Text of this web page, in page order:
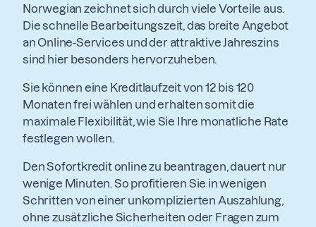
Norwegian zeichnet sich durch viele Vorteile aus.
Die schnelle Bearbeitungszeit, das breite Angebot
an Online-Services und der attraktive Jahreszins
sind hier besonders hervorzuheben.
Sie können eine Kreditlaufzeit von 12 bis 120
Monaten frei wählen und erhalten somit die
maximale Flexibilität, wie Sie Ihre monatliche Rate
festlegen wollen.
Den Sofortkredit online zu beantragen, dauert nur
wenige Minuten. So profitieren Sie in wenigen
Schritten von einer unkomplizierten Auszahlung,
ohne zusätzliche Sicherheiten oder Fragen zum